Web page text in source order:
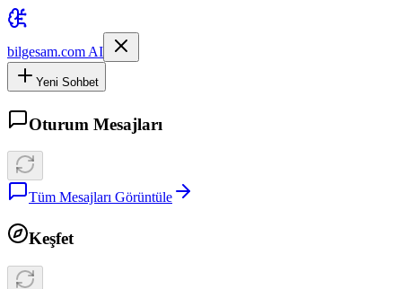
bilgesam.com AI
Yeni Sohbet
Oturum Mesajları
Tüm Mesajları Görüntüle
Keşfet